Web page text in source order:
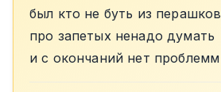
был кто не буть из перашков
про запетых ненадо думать
и с окончаний нет проблемм